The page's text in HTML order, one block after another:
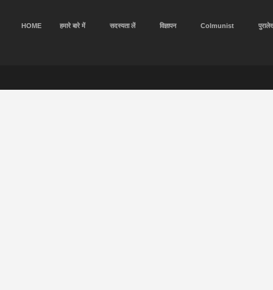
HOME हमारे बारे में सदस्यता लें विज्ञापन Colmunist